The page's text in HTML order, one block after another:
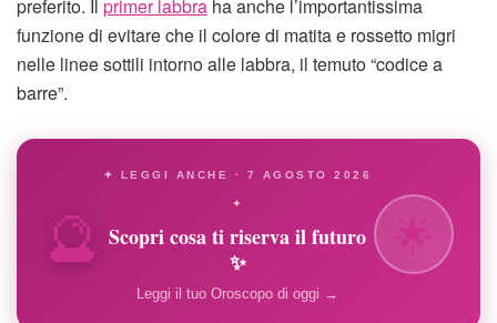
preferito. Il primer labbra ha anche l’importantissima
funzione di evitare che il colore di matita e rossetto migri
nelle linee sottili intorno alle labbra, il temuto “codice a
barre”.
🔮
✦ LEGGI ANCHE · 7 AGOSTO 2026
✦
Scopri cosa ti riserva il futuro
✨
Leggi il tuo Oroscopo di oggi →